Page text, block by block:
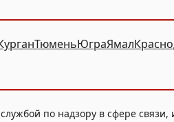
ТюменьЮграЯмал
по надзору в сфере